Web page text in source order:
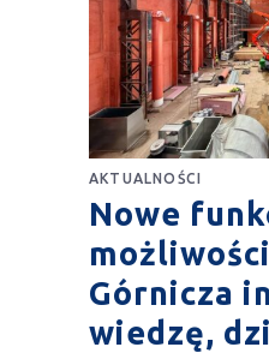
AKTUALNOŚCI
Nowe
Górnicza
wiedzę,